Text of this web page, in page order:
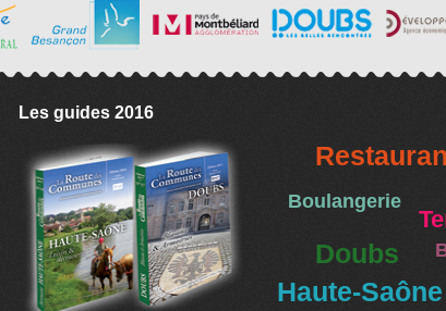
Les guides 2016
Boulangerie
Doubs
Haute-Saône